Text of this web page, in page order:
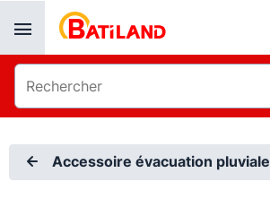
Accessoire évacuation pluviale
Panneau de gestion des cookies